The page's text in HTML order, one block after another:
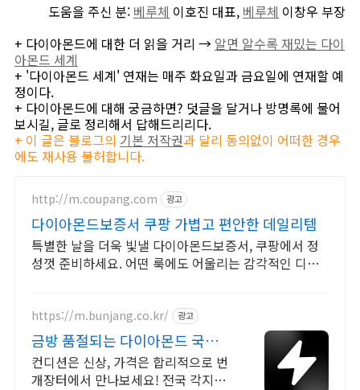
도움을 주신 분: 베루체 이호진 대표, 베루체 이창우 부장
+ 다이아몬드에 대한 더 읽을 거리 → 알면 알수록 재밌는 다이
아몬드 세계
+ '다이아몬드 세계' 연재는 매주 화요일과 금요일에 연재할 예
정이다.
+ 다이아몬드에 대해 궁금하면? 덧글을 달거나 방명록에 물어
보시길, 글로 정리해서 답해드리리다.
+ 이 글은 블로그의 기본 저작권과 달리 동의없이 어떠한 경우
에도 재사용 불허합니다.
http://m.coupang.com 광고
다이아몬드보증서 쿠팡 가볍고 편안한 데일리템
특별한 날을 더욱 빛낼 다이아몬드보증서, 쿠팡에서 정
성껏 준비하세요. 어떤 룩에도 어울리는 감각적인 디자
https://m.bunjang.co.kr/ 광고
금방 품절되는 다이아몬드 국내
최대 브랜드 중고거래
컨디션은 신상, 가격은 합리적으로 번
개장터에서 만나보세요! 전국 각지에